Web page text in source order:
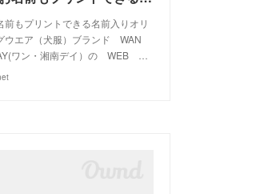
もプリントできる名前入りオリ
ウエア（犬服）ブランド WAN
ワン・湘南デイ）の WEB …